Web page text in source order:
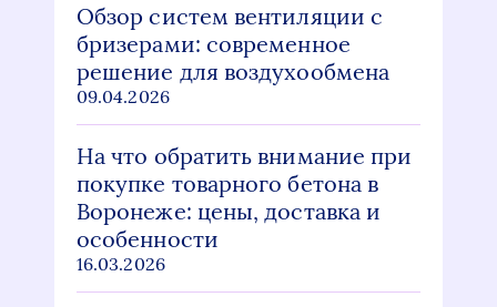
Обзор систем вентиляции с
бризерами: современное
решение для воздухообмена
09.04.2026
На что обратить внимание при
покупке товарного бетона в
Воронеже: цены, доставка и
особенности
16.03.2026